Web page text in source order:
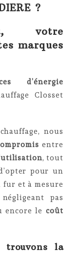
?
votre
marques
d’énergie
Closset
nous
entre
, tout
pour un
fur et à mesure
pas
encore le coût
trouvons la